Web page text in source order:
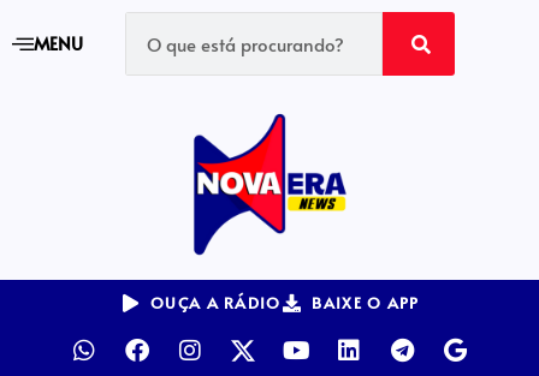
MENU
OUÇA A RÁDIO BAIXE O APP